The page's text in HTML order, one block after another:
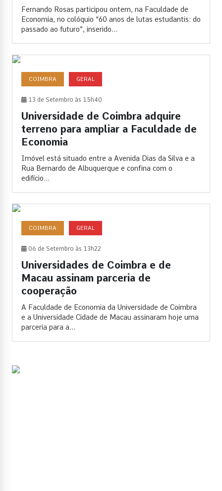
Fernando Rosas participou ontem, na Faculdade de
Economia, no colóquio “60 anos de lutas estudantis: do
passado ao futuro”, inserido...
COIMBRA GERAL
13 de Setembro às 15h40
Universidade de Coimbra adquire
terreno para ampliar a Faculdade de
Economia
Imóvel está situado entre a Avenida Dias da Silva e a
Rua Bernardo de Albuquerque e confina com o
edifício...
COIMBRA GERAL
06 de Setembro às 13h22
Universidades de Coimbra e de
Macau assinam parceria de
cooperação
A Faculdade de Economia da Universidade de Coimbra
e a Universidade Cidade de Macau assinaram hoje uma
parceria para a...